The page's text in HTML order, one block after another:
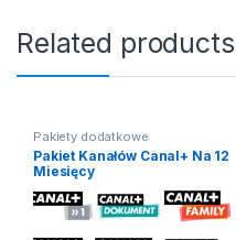
Related products
Pakiety dodatkowe
Pakiet Kanałów Canal+ Na 12
Miesięcy